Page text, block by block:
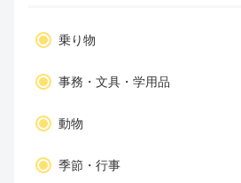
乗り物
事務・文具・学用品
動物
季節・行事